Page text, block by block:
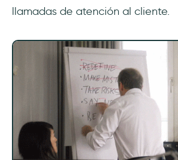
llamadas de atención al cliente.